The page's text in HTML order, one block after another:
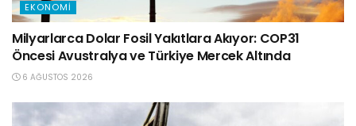
EKONOMI
Milyarlarca Dolar Fosil Yakıtlara Akıyor: COP31
Öncesi Avustralya ve Türkiye Mercek Altında
6 AĞUSTOS 2026